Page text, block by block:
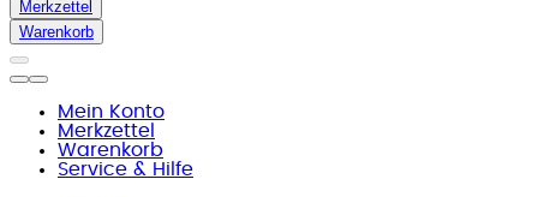
Merkzettel
Warenkorb
Mein Konto
Merkzettel
Warenkorb
Service & Hilfe